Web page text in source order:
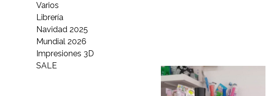
Varios
Librería
Navidad 2025
Mundial 2026
Impresiones 3D
SALE